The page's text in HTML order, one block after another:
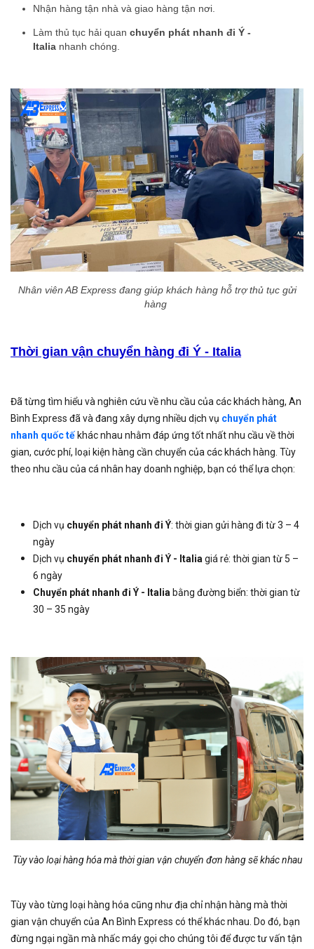
Nhận hàng tận nhà và giao hàng tận nơi.
Làm thủ tục hải quan chuyển phát nhanh đi Ý -
Italia nhanh chóng.
Nhân viên AB Express đang giúp khách hàng hỗ trợ thủ tục gửi
hàng
Thời gian vận chuyển hàng đi Ý - Italia
Đã từng tìm hiểu và nghiên cứu về nhu cầu của các khách hàng, An
Bình Express đã và đang xây dựng nhiều dịch vụ chuyển phát
nhanh quốc tế khác nhau nhằm đáp ứng tốt nhất nhu cầu về thời
gian, cước phí, loại kiện hàng cần chuyển của các khách hàng. Tùy
theo nhu cầu của cá nhân hay doanh nghiệp, bạn có thể lựa chọn:
Dịch vụ chuyển phát nhanh đi Ý: thời gian gửi hàng đi từ 3 – 4
ngày
Dịch vụ chuyển phát nhanh đi Ý - Italia giá rẻ: thời gian từ 5 –
6 ngày
Chuyển phát nhanh đi Ý - Italia bằng đường biển: thời gian từ
30 – 35 ngày
Tùy vào loại hàng hóa mà thời gian vận chuyển đơn hàng sẽ khác nhau
Tùy vào từng loại hàng hóa cũng như địa chỉ nhận hàng mà thời
gian vận chuyển của An Bình Express có thể khác nhau. Do đó, bạn
đừng ngại ngần mà nhấc máy gọi cho chúng tôi để được tư vấn tận